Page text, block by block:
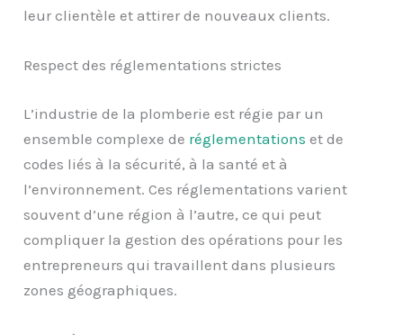
leur clientèle et attirer de nouveaux clients.
Respect des réglementations strictes
L’industrie de la plomberie est régie par un
ensemble complexe de réglementations et de
codes liés à la sécurité, à la santé et à
l’environnement. Ces réglementations varient
souvent d’une région à l’autre, ce qui peut
compliquer la gestion des opérations pour les
entrepreneurs qui travaillent dans plusieurs
zones géographiques.